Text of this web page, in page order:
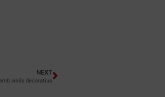
NEXT
vinils decoratius